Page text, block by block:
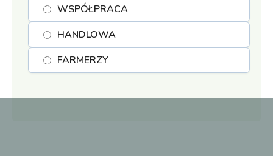
WSPÓŁPRACA
HANDLOWA
FARMERZY